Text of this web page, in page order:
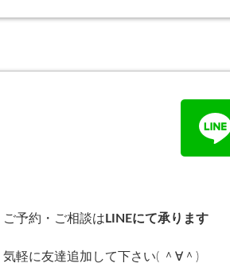
ご予約・ご相談は LINEにて承ります
気軽に友達追加して下さい( ＾∀＾)